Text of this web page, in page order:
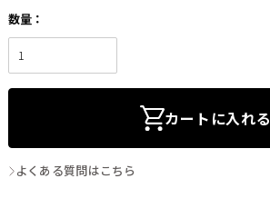
カートに入れる
よくある質問はこちら